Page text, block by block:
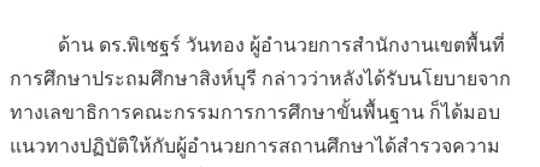
ด้าน ดร.พิเชฐร์ วันทอง ผู้อำนวยการสำนักงานเขตพื้นที่
การศึกษาประถมศึกษาสิงห์บุรี กล่าวว่าหลังได้รับนโยบายจาก
ทางเลขาธิการคณะกรรมการการศึกษาขั้นพื้นฐาน ก็ได้มอบ
แนวทางปฏิบัติให้กับผู้อำนวยการสถานศึกษาได้สำรวจความ